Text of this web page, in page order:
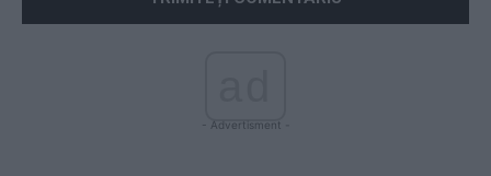
- Advertisment -